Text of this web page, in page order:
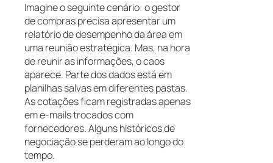
Imagine o seguinte cenário: o gestor
de compras precisa apresentar um
relatório de desempenho da área em
uma reunião estratégica. Mas, na hora
de reunir as informações, o caos
aparece. Parte dos dados está em
planilhas salvas em diferentes pastas.
As cotações ficam registradas apenas
em e-mails trocados com
fornecedores. Alguns históricos de
negociação se perderam ao longo do
tempo.